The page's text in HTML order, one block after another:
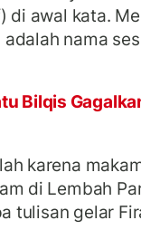
awal kata.
nama
Bilqis
karena
di Lembah
tulisan gelar